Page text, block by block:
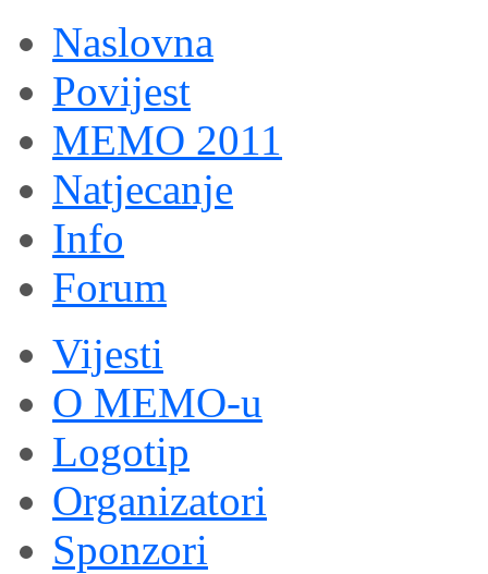
Naslovna
Povijest
MEMO 2011
Natjecanje
Info
Forum
Vijesti
O MEMO-u
Logotip
Organizatori
Sponzori